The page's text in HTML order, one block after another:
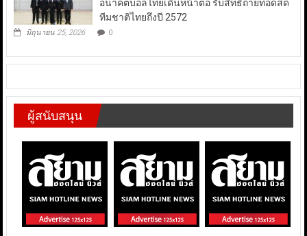
อนาคตบอลไทยเดินหน้าต่อ รับสิทธิ์ถ่ายทอดสด
ทีมชาติไทยถึงปี 2572
มิถุนายน 25, 2026 0
ผู้สนับสนุน